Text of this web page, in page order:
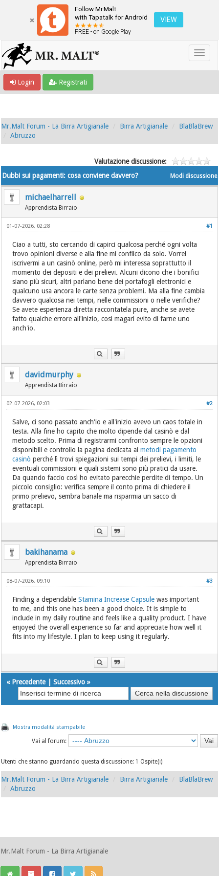
Follow Mr.Malt
with Tapatalk for Android
FREE - on Google Play
VIEW
Login Registrati
Mr.Malt Forum - La Birra Artigianale Birra Artigianale
BlaBlaBrew
Abruzzo
Valutazione discussione:
Modi discussione
Dubbi sui pagamenti: cosa conviene davvero?
michaelharrell
Apprendista Birraio
#1
01-07-2026, 02:28
Ciao a tutti, sto cercando di capirci qualcosa perché ogni volta
trovo opinioni diverse e alla fine mi conflico da solo. Vorrei
iscrivermi a un casinò online, però mi interessa soprattutto il
momento dei depositi e dei prelievi. Alcuni dicono che i bonifici
siano più sicuri, altri parlano bene dei portafogli elettronici e
qualcuno usa ancora le carte senza problemi. Ma alla fine cambia
davvero qualcosa nei tempi, nelle commissioni o nelle verifiche?
Se avete esperienza diretta raccontatela pure, anche se avete
fatto qualche errore all'inizio, così magari evito di farne uno
anch'io.
davidmurphy
Apprendista Birraio
#2
02-07-2026, 02:03
Salve, ci sono passato anch'io e all'inizio avevo un caos totale in
testa. Alla fine ho capito che molto dipende dal casinò e dal
metodo scelto. Prima di registrarmi confronto sempre le opzioni
disponibili e controllo la pagina dedicata aimetodi pagamento
casinò perché lì trovi spiegazioni sui tempi dei prelievi, i limiti, le
eventuali commissioni e quali sistemi sono più pratici da usare.
Da quando faccio così ho evitato parecchie perdite di tempo. Un
piccolo consiglio: verifica sempre il conto prima di chiedere il
primo prelievo, sembra banale ma risparmia un sacco di
grattacapi.
bakihanama
Apprendista Birraio
#3
08-07-2026, 09:10
Finding a dependableStamina Increase Capsule was important
to me, and this one has been a good choice. It is simple to
include in my daily routine and feels like a quality product. I have
enjoyed the overall experience so far and appreciate how well it
fits into my lifestyle. I plan to keep using it regularly.
« Precedente|Successivo »
Mostra modalità stampabile
Vai al forum:
Utenti che stanno guardando questa discussione: 1 Ospite(i)
Mr.Malt Forum - La Birra Artigianale Birra Artigianale
BlaBlaBrew
Abruzzo
Mr.Malt Forum - La Birra Artigianale